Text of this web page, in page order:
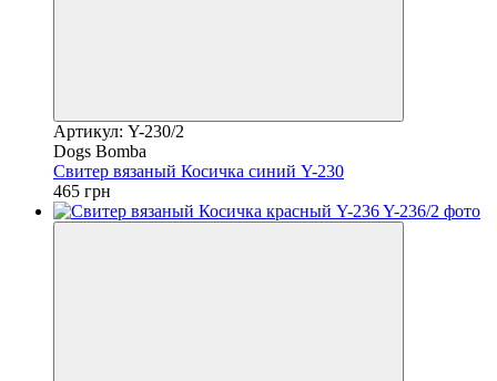
Артикул: Y-230/2
Dogs Bomba
Свитер вязаный Косичка синий Y-230
465 грн